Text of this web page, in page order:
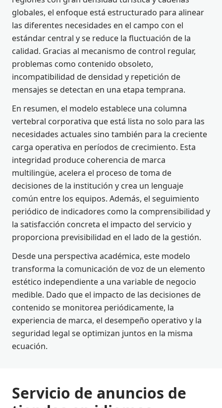
globales, el enfoque está estructurado para alinear
las diferentes necesidades en el campo con el
estándar central y se reduce la fluctuación de la
calidad. Gracias al mecanismo de control regular,
problemas como contenido obsoleto,
incompatibilidad de densidad y repetición de
mensajes se detectan en una etapa temprana.
En resumen, el modelo establece una columna
vertebral corporativa que está lista no solo para las
necesidades actuales sino también para la creciente
carga operativa en períodos de crecimiento. Esta
integridad produce coherencia de marca
multilingüe, acelera el proceso de toma de
decisiones de la institución y crea un lenguaje
común entre los equipos. Además, el seguimiento
periódico de indicadores como la comprensibilidad y
la satisfacción concreta el impacto del servicio y
proporciona previsibilidad en el lado de la gestión.
Desde una perspectiva académica, este modelo
transforma la comunicación de voz de un elemento
estético independiente a una variable de negocio
medible. Dado que el impacto de las decisiones de
contenido se monitorea periódicamente, la
experiencia de marca, el desempeño operativo y la
seguridad legal se optimizan juntos en la misma
ecuación.
Servicio de anuncios de